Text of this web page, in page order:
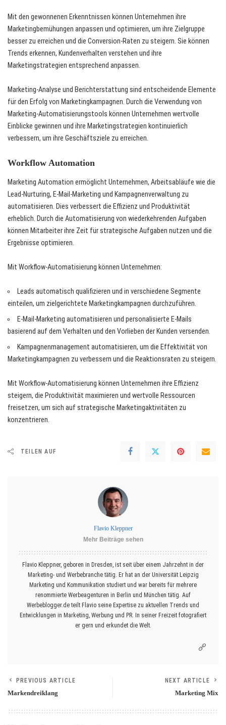
Mit den gewonnenen Erkenntnissen können Unternehmen ihre
Marketingbemühungen anpassen und optimieren, um ihre Zielgruppe
besser zu erreichen und die Conversion-Raten zu steigern. Sie können
Trends erkennen, Kundenverhalten verstehen und ihre
Marketingstrategien entsprechend anpassen.
Marketing-Analyse und Berichterstattung sind entscheidende Elemente
für den Erfolg von Marketingkampagnen. Durch die Verwendung von
Marketing-Automatisierungstools können Unternehmen wertvolle
Einblicke gewinnen und ihre Marketingstrategien kontinuierlich
verbessern, um ihre Geschäftsziele zu erreichen.
Workflow Automation
Marketing Automation ermöglicht Unternehmen, Arbeitsabläufe wie die
Lead-Nurturing, E-Mail-Marketing und Kampagnenverwaltung zu
automatisieren. Dies verbessert die Effizienz und Produktivität
erheblich. Durch die Automatisierung von wiederkehrenden Aufgaben
können Mitarbeiter ihre Zeit für strategische Aufgaben nutzen und die
Ergebnisse optimieren.
Mit Workflow-Automatisierung können Unternehmen:
Leads automatisch qualifizieren und in verschiedene Segmente
einteilen, um zielgerichtete Marketingkampagnen durchzuführen.
E-Mail-Marketing automatisieren und personalisierte E-Mails
basierend auf dem Verhalten und den Vorlieben der Kunden versenden.
Kampagnenmanagement automatisieren, um die Effektivität von
Marketingkampagnen zu verbessern und die Reaktionsraten zu steigern.
Mit Workflow-Automatisierung können Unternehmen ihre Effizienz
steigern, die Produktivität maximieren und wertvolle Ressourcen
freisetzen, um sich auf strategische Marketingaktivitäten zu
konzentrieren.
TEILEN AUF
Flavio Kleppner
Mehr Beiträge sehen
Flavio Kleppner, geboren in Dresden, ist seit über einem Jahrzehnt in der
Marketing- und Werbebranche tätig. Er hat an der Universität Leipzig
Marketing und Kommunikation studiert und war bereits für mehrere
renommierte Werbeagenturen in Berlin und München tätig. Auf
Werbeblogger.de teilt Flavio seine Expertise zu aktuellen Trends und
Entwicklungen in Marketing, Werbung und PR. In seiner Freizeit fotografiert
er gern und erkundet die Welt.
PREVIOUS ARTICLE
Markendreiklang
NEXT ARTICLE
Marketing Mix